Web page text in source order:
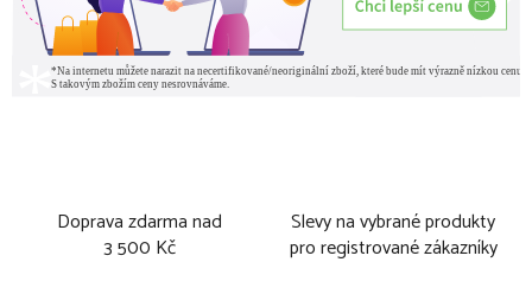
Doprava zdarma nad
3 500 Kč
Slevy na vybrané produkty
pro registrované zákazníky